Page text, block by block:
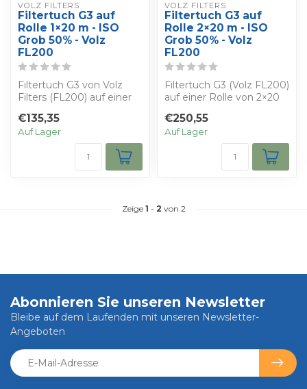
VOLZ FILTERS
Filtertuch G3 auf
Rolle 1×20 m - ISO
Grob 50% - Volz
FL200
Filtertuch G3 von Volz
Filters (FL200) auf einer
ISO G...
€135,35
Auf Lager
VOLZ FILTERS
Filtertuch G3 auf
Rolle 2×20 m - ISO
Grob 50% - Volz
FL200
Filtertuch G3 (Volz FL200)
auf einer Rolle von 2×20
Gee...
€250,55
Auf Lager
Zeige 1 - 2 von 2
Abonnieren Sie unseren Newsletter
Bleibe auf dem Laufenden mit unseren Newsletter-
Angeboten